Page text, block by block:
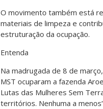
O movimento também está
materiais de limpeza e
estruturação da ocupação.
Entenda
Na madrugada de 8 de
MST ocuparam a fazenda
Lutas das Mulheres Sem
territórios. Nenhuma a